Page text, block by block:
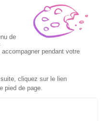
au vendredi de 9h à 18h